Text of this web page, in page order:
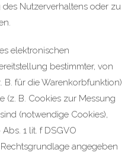
Nutzerverhaltens oder zu
elektronischen
bestimmter, von
B. für die Warenkorbfunktion)
(z. B. Cookies zur Messung
(notwendige Cookies),
1 lit. f DSGVO
angegeben